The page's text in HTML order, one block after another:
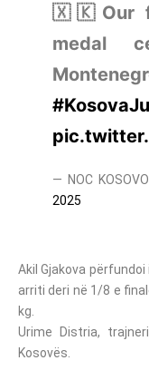
🇽🇰Our
medal
— NOC
2025
Akil Gjakova
arriti deri në 1/8 e
kg.
Urime Distria,
Kosovës.